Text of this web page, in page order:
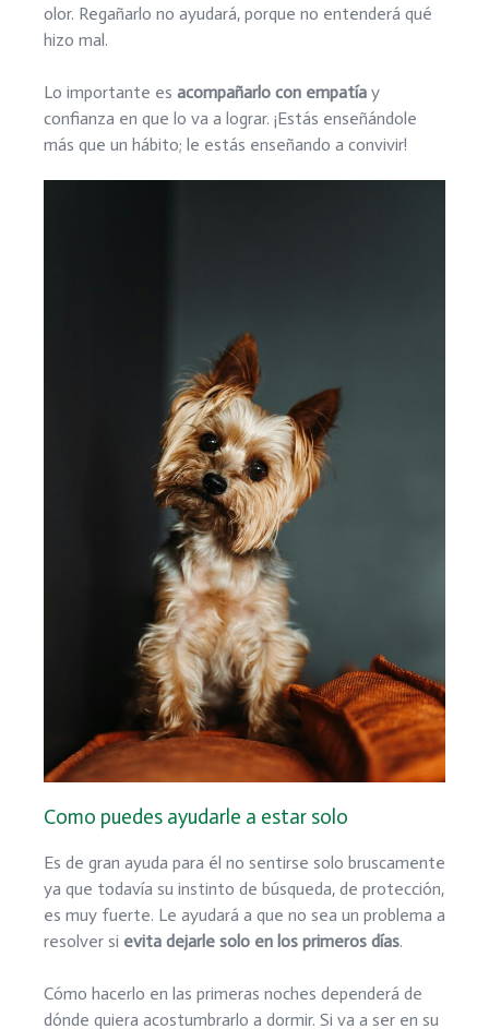
olor. Regañarlo no ayudará, porque no entenderá qué
hizo mal.
Lo importante es acompañarlo con empatía y
confianza en que lo va a lograr. ¡Estás enseñándole
más que un hábito; le estás enseñando a convivir!
Como puedes ayudarle a estar solo
Es de gran ayuda para él no sentirse solo bruscamente
ya que todavía su instinto de búsqueda, de protección,
es muy fuerte. Le ayudará a que no sea un problema a
resolver si evita dejarle solo en los primeros días.
Cómo hacerlo en las primeras noches dependerá de
dónde quiera acostumbrarlo a dormir. Si va a ser en su